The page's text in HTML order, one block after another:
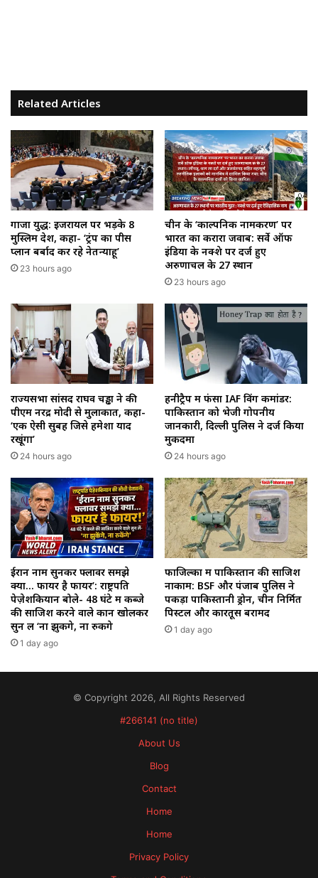
Related Articles
गाजा युद्ध: इजरायल पर भड़के 8
मुस्लिम देश, कहा- ‘ट्रंप का पीस
प्लान बर्बाद कर रहे नेतन्याहू’
23 hours ago
चीन के ‘काल्पनिक नामकरण’ पर
भारत का करारा जवाब: सर्वे ऑफ
इंडिया के नक्शे पर दर्ज हुए
अरुणाचल के 27 स्थान
23 hours ago
राज्यसभा सांसद राघव चड्ढा ने की
पीएम नरेंद्र मोदी से मुलाकात, कहा-
‘एक ऐसी सुबह जिसे हमेशा याद
रखूंगा’
24 hours ago
हनीट्रैप में फंसा IAF विंग कमांडर:
पाकिस्तान को भेजी गोपनीय
जानकारी, दिल्ली पुलिस ने दर्ज किया
मुकदमा
24 hours ago
ईरान नाम सुनकर फ्लावर समझे
क्या… फायर है फायर’: राष्ट्रपति
पेज़ेशकियान बोले- 48 घंटे में कब्जे
की साजिश करने वाले कान खोलकर
सुन लें ‘ना झुकेंगे, ना रुकेंगे
1 day ago
फाजिल्का में पाकिस्तान की साजिश
नाकाम: BSF और पंजाब पुलिस ने
पकड़ा पाकिस्तानी ड्रोन, चीन निर्मित
पिस्टल और कारतूस बरामद
1 day ago
© Copyright 2026, All Rights Reserved
#266141 (no title)
About Us
Blog
Contact
Home
Home
Privacy Policy